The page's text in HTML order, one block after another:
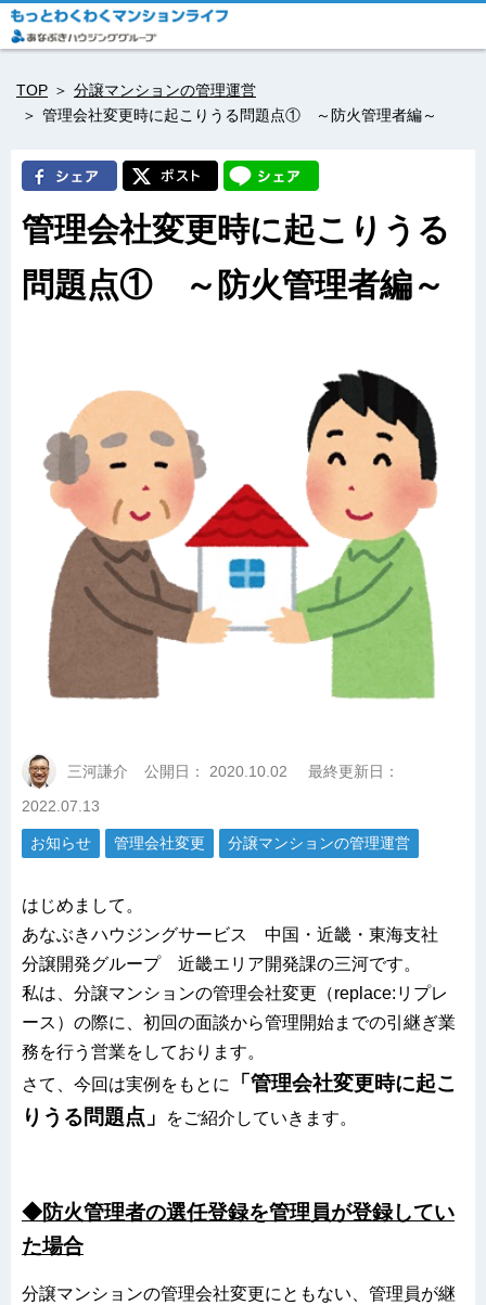
TOP
分譲マンションの管理運営
管理会社変更時に起こりうる問題点① ～防火管理者編～
管理会社変更時に起こりうる
問題点① ～防火管理者編～
三河謙介 公開日： 2020.10.02
最終更新日：
2022.07.13
お知らせ 管理会社変更 分譲マンションの管理運営
はじめまして。
あなぶきハウジングサービス 中国・近畿・東海支社
分譲開発グループ 近畿エリア開発課の三河です。
私は、分譲マンションの管理会社変更（replace:リプレ
ース）の際に、初回の面談から管理開始までの引継ぎ業
務を行う営業をしております。
さて、今回は実例をもとに
「管理会社変更時に起こ
りうる問題点」
をご紹介していきます。
◆防火管理者の選任登録を管理員が登録してい
た場合
分譲マンションの管理会社変更にともない、管理員が継